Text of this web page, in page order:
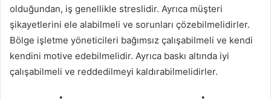
olduğundan, iş genellikle streslidir. Ayrıca müşteri
şikayetlerini ele alabilmeli ve sorunları çözebilmelidirler.
Bölge işletme yöneticileri bağımsız çalışabilmeli ve kendi
kendini motive edebilmelidir. Ayrıca baskı altında iyi
çalışabilmeli ve reddedilmeyi kaldırabilmelidirler.